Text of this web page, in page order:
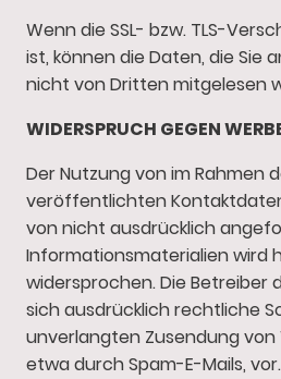
Wenn die SSL- bzw. TLS-
ist, können die Daten, die Sie
nicht von Dritten mitgelesen
WIDERSPRUCH GEGEN
Der Nutzung von im Rahmen
veröffentlichten
von nicht ausdrücklich
Informationsmaterialien wird
widersprochen. Die Betreiber
sich ausdrücklich rechtliche
unverlangten Zusendung
etwa durch Spam-E-Mails, vor.